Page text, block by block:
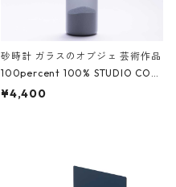
砂時計 ガラスのオブジェ 芸術作品
100percent 100% STUDIO COH
AKU Timeless 100パーセント ス
¥4,400